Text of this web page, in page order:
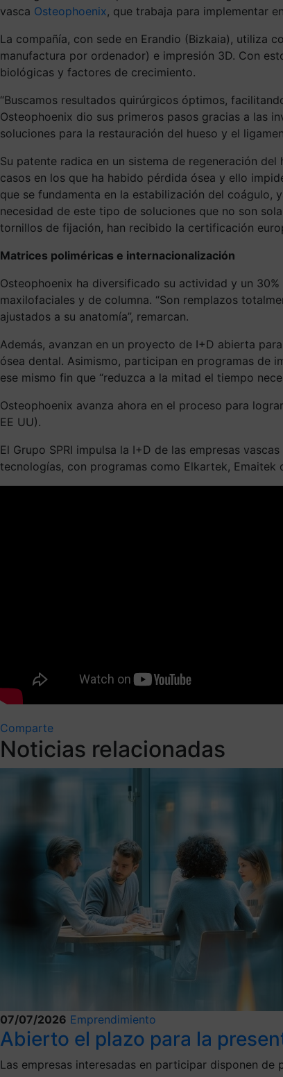
vasca Osteophoenix, que trabaja para implementar
La compañía, con sede en Erandio (Bizkaia), utiliza
manufactura por ordenador) e impresión 3D. Con
biológicas y factores de crecimiento.
“Buscamos resultados quirúrgicos óptimos,
Osteophoenix dio sus primeros pasos gracias a las
soluciones para la restauración del hueso y el
Su patente radica en un sistema de regeneración
casos en los que ha habido pérdida ósea y ello
que se fundamenta en la estabilización del
necesidad de este tipo de soluciones que no son
tornillos de fijación, han recibido la certificación
Matrices poliméricas e internacionalización
Osteophoenix ha diversificado su actividad y un
maxilofaciales y de columna. “Son remplazos
ajustados a su anatomía”, remarcan.
Además, avanzan en un proyecto de I+D abierta
ósea dental. Asimismo, participan en programas de
ese mismo fin que “reduzca a la mitad el tiempo
Osteophoenix avanza ahora en el proceso para
EE UU).
El Grupo SPRI impulsa la I+D de las empresas
tecnologías, con programas como Elkartek,
Comparte
Noticias relacionadas
07/07/2026 Emprendimiento
Abierto el plazo para la
Las empresas interesadas en participar disponen de